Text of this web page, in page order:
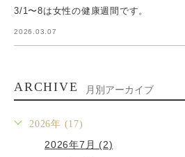
3/1〜8は女性の健康週間です。
2026.03.07
ARCHIVE 月別アーカイブ
2026年 (17)
2026年7月 (2)